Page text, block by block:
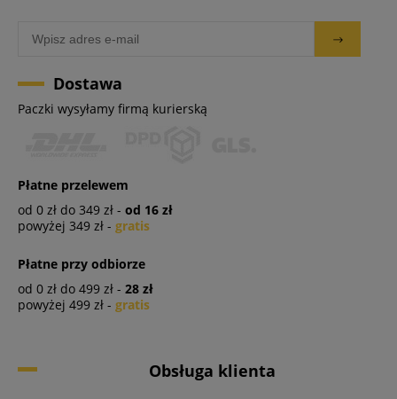
Dostawa
Paczki wysyłamy firmą kurierską
Płatne przelewem
od 0 zł do 349 zł - od 16 zł
powyżej 349 zł - gratis
Płatne przy odbiorze
od 0 zł do 499 zł - 28 zł
powyżej 499 zł - gratis
Obsługa klienta